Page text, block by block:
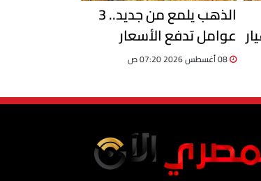
الذهب يلمع من جديد.. 3
عوامل تدفع الأسعار
للصعود.. تقرير
08 أغسطس 2026 07:20 ص